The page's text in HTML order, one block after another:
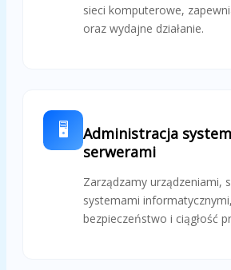
sieci komputerowe,
oraz wydajne działanie.
🖥️
Administracja
serwerami
Zarządzamy urządzeniami,
systemami
bezpieczeństwo i ciągłość